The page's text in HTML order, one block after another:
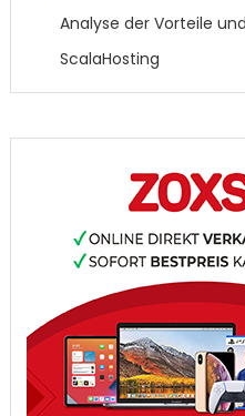
Analyse der Vorteile
ScalaHosting